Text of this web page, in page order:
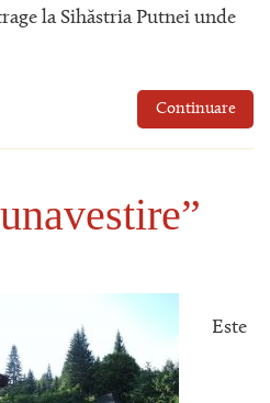
la Sihăstria Putnei unde
Continuare
Este